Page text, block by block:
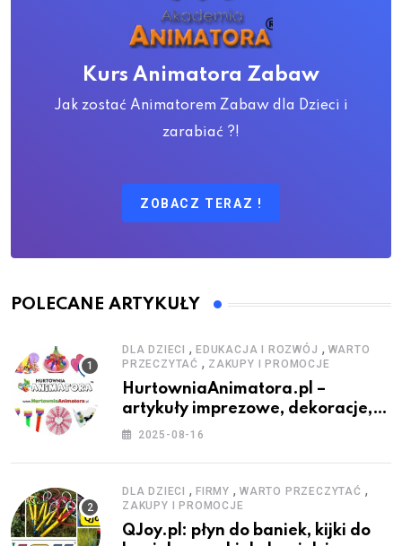
Kurs Animatora Zabaw
Jak zostać Animatorem Zabaw dla Dzieci i
zarabiać ?!
ZOBACZ TERAZ !
POLECANE ARTYKUŁY
DLA DZIECI , EDUKACJA I ROZWÓJ , WARTO
PRZECZYTAĆ , ZAKUPY I PROMOCJE
HurtowniaAnimatora.pl –
artykuły imprezowe, dekoracje,
stroje i akcesoria dla animatorów
2025-08-16
DLA DZIECI , FIRMY , WARTO PRZECZYTAĆ ,
ZAKUPY I PROMOCJE
QJoy.pl: płyn do baniek, kijki do